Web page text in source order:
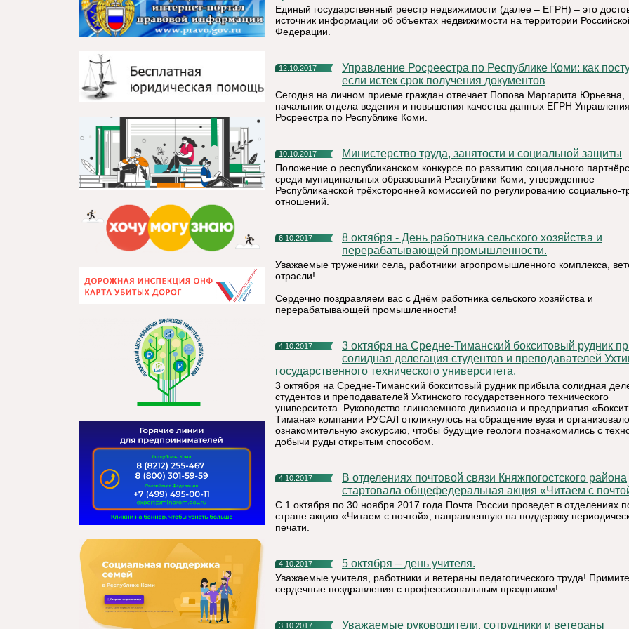
Единый государственный реестр недвижимости (далее – ЕГРН) – это
источник информации об объектах недвижимости на территории
Федерации.
12.10.2017
Управление Росреестра по Республике Коми: как поступить,
если истек срок получения документов
Сегодня на личном приеме граждан отвечает Попова Маргарита Юрьевна,
начальник отдела ведения и повышения качества данных ЕГРН Управления
Росреестра по Республике Коми.
10.10.2017 Министерство труда, занятости и социальной защиты
Положение о республиканском конкурсе по развитию социального
среди муниципальных образований Республики Коми, утвержденное
Республиканской трёхсторонней комиссией по регулированию социально-
отношений.
6.10.2017
8 октября - День работника сельского хозяйства и
перерабатывающей промышленности.
Уважаемые труженики села, работники агропромышленного комплекса,
отрасли!
Сердечно поздравляем вас с Днём работника сельского хозяйства и
перерабатывающей промышленности!
4.10.2017
3 октября на Средне-Тиманский бокситовый рудник прибыла
солидная делегация студентов и преподавателей
государственного технического университета.
3 октября на Средне-Тиманский бокситовый рудник прибыла солидная
студентов и преподавателей Ухтинского государственного технического
университета. Руководство глиноземного дивизиона и предприятия «Боксит
Тимана» компании РУСАЛ откликнулось на обращение вуза и организовало
ознакомительную экскурсию, чтобы будущие геологи познакомились с
добычи руды открытым способом.
4.10.2017
В отделениях почтовой связи Княжпогостского района
стартовала общефедеральная акция «Читаем с
С 1 октября по 30 ноября 2017 года Почта России проведет в отделениях
стране акцию «Читаем с почтой», направленную на поддержку
печати.
4.10.2017 5 октября – день учителя.
Уважаемые учителя, работники и ветераны педагогического труда!
сердечные поздравления с профессиональным праздником!
3.10.2017 Уважаемые руководители, сотрудники и ветераны